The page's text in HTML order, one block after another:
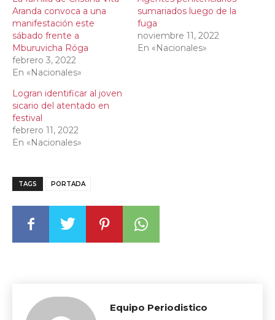
Aranda convoca a una
manifestación este
sábado frente a
Mburuvicha Róga
febrero 3, 2022
En «Nacionales»
sumariados luego de la
fuga
noviembre 11, 2022
En «Nacionales»
Logran identificar al joven
sicario del atentado en
festival
febrero 11, 2022
En «Nacionales»
TAGS PORTADA
Equipo Periodistico